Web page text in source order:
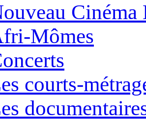
Cinéma
Mômes
courts-